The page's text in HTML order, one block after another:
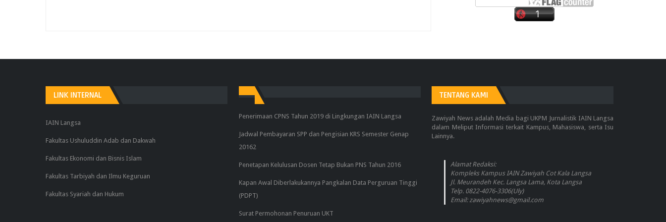
LINK INTERNAL
IAIN Langsa
Fakultas Ushuluddin Adab dan Dakwah
Fakultas Ekonomi dan Bisnis Islam
Fakultas Tarbiyah dan Ilmu Keguruan
Fakultas Syariah dan Hukum
Penerimaan CPNS Tahun 2019 di Lingkungan IAIN Langsa
Jadwal Pembayaran SPP dan Pengisian KRS Semester Genap
20162
Penetapan Kelulusan Dosen Tetap Bukan PNS Tahun 2016
Kapan Awal Diberlakukannya Pangkalan Data Perguruan Tinggi
(PDPT)
Surat Permohonan Penuruan UKT
TENTANG KAMI
Zawiyah News adalah Media bagi UKPM Jurnalistik IAIN Langsa
dalam Meliput Informasi terkait Kampus, Mahasiswa, serta Isu
Lainnya.
Alamat Redaksi:
Kompleks Kampus IAIN Zawiyah Cot Kala Langsa
Jl. Meurandeh Kec. Langsa Lama, Kota Langsa
Telp. 0822-4076-3306(Uly)
Email: zawiyahnews@gmail.com